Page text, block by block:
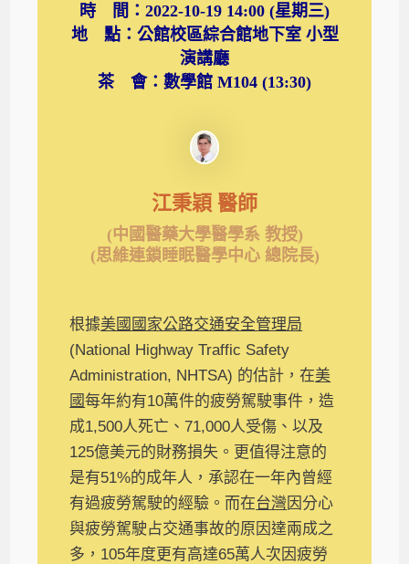
時 間：2022-10-19 14:00 (星期三)
地 點：公館校區綜合館地下室 小型
演講廳
茶 會：數學館 M104 (13:30)
江秉穎 醫師
(中國醫藥大學醫學系 教授)
(思維連鎖睡眠醫學中心 總院長)
根據美國國家公路交通安全管理局
(National Highway Traffic Safety
Administration, NHTSA) 的估計，在美
國每年約有10萬件的疲勞駕駛事件，造
成1,500人死亡、71,000人受傷、以及
125億美元的財務損失。更值得注意的
是有51%的成年人，承認在一年內曾經
有過疲勞駕駛的經驗。而在台灣 因分心
與疲勞駕駛占交通事故的原因達兩成之
多，105年度更有高達65萬人次因疲勞